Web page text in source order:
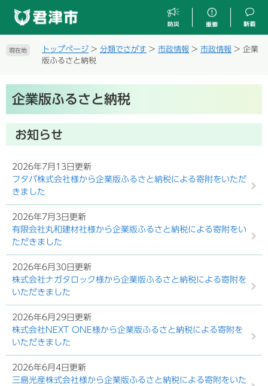
へ
現在地 トップページ > 分類でさがす > 市政情報 > 市政情報 > 企業
版ふるさと納税
文企業版ふるさと納税
お知らせ
2026年7月13日更新
フタバ株式会社様から企業版ふるさと納税による寄附をいただ
きました
2026年7月3日更新
有限会社丸和建材社様から企業版ふるさと納税による寄附をい
ただきました
2026年6月30日更新
株式会社ナガタロック様から企業版ふるさと納税による寄附を
いただきました
2026年6月29日更新
株式会社NEXT ONE様から企業版ふるさと納税による寄附を
いただきました
2026年6月4日更新
三島光産株式会社様から企業版ふるさと納税による寄附をいた